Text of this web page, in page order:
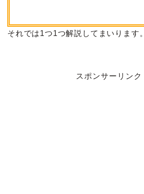
それでは1つ1つ解説してまいります。
スポンサーリンク